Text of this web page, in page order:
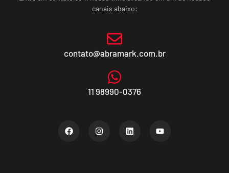
canais abaixo:
contato@abramark.com.br
11 98990-0376